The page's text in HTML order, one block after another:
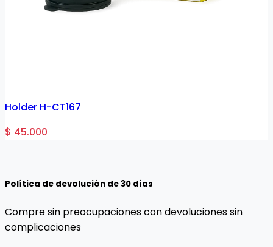
Holder H-CT167
$ 45.000
Política de devolución de 30 días
Compre sin preocupaciones con devoluciones sin
complicaciones